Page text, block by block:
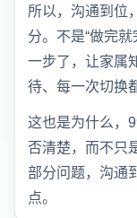
所以，沟通到位
分。不是“做完
一步了，让家属
待、每一次切换
这也是为什么，
否清楚，而不只
部分问题，沟通
点。